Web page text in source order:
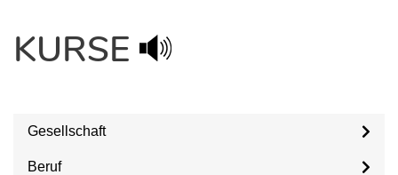
KURSE
Gesellschaft
Beruf